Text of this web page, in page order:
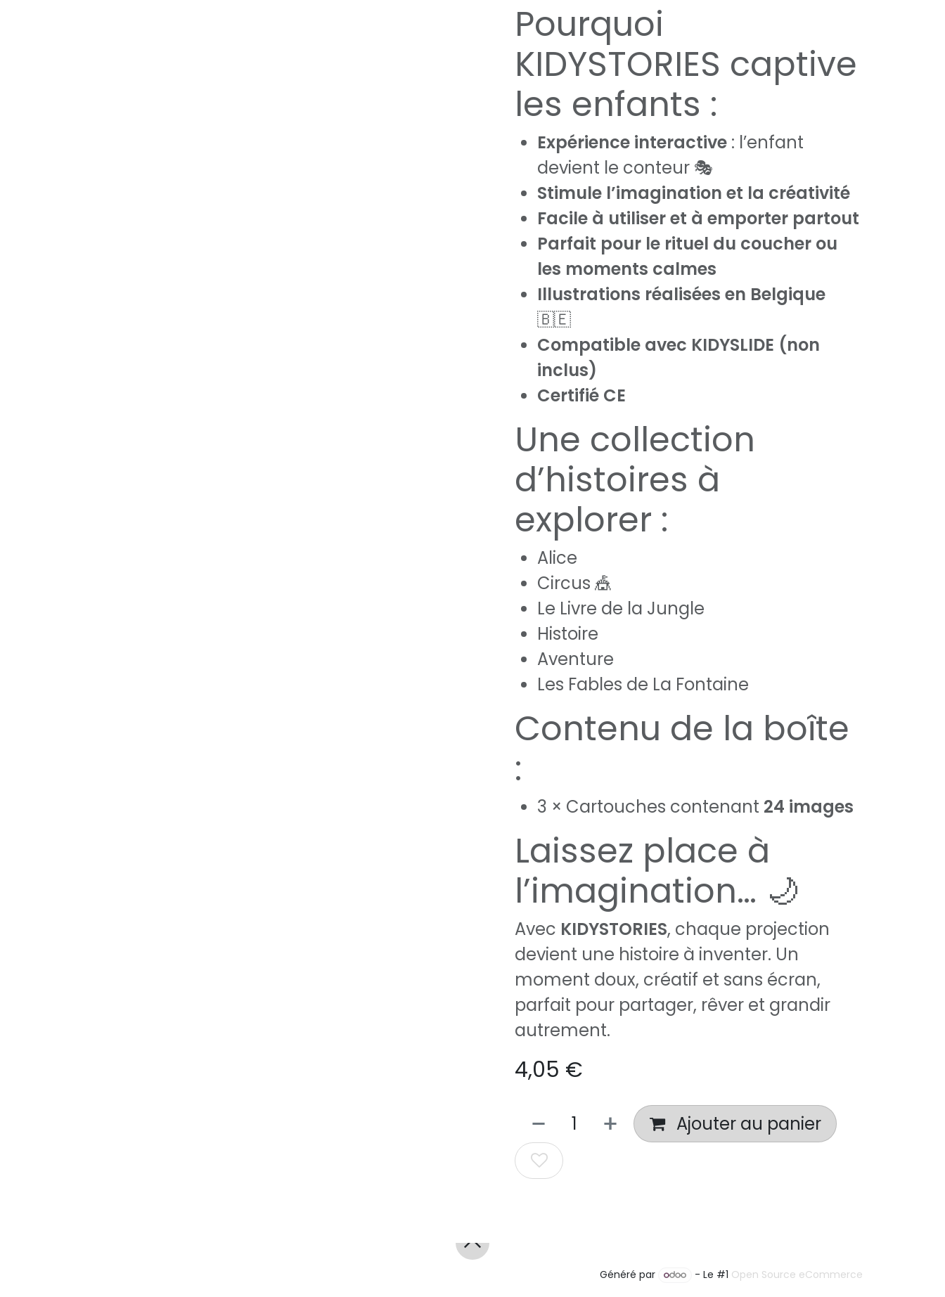
Pourquoi
KIDYSTORIES captive
les enfants :
Expérience interactive : l’enfant
devient le conteur 🎭
Stimule l’imagination et la créativité
Facile à utiliser et à emporter partout
Parfait pour le rituel du coucher ou
les moments calmes
Illustrations réalisées en Belgique
🇧🇪
Compatible avec KIDYSLIDE (non
inclus)
Certifié CE
Une collection
d’histoires à
explorer :
Alice
Circus 🎪
Le Livre de la Jungle
Histoire
Aventure
Les Fables de La Fontaine
Contenu de la boîte
:
3 × Cartouches contenant 24 images
Laissez place à
l’imagination… 🌙
Avec KIDYSTORIES, chaque projection
devient une histoire à inventer. Un
moment doux, créatif et sans écran,
parfait pour partager, rêver et grandir
autrement.
4,05 €
Ajouter au panier
Généré par - Le #1 Open Source eCommerce